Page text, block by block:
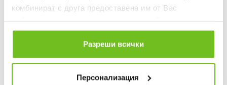
комбинират с друга предоставена им от Вас
ползването от Ваша страна на услугите им.
Разреши всички
Персонализация